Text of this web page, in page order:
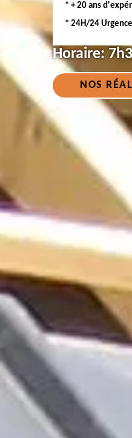
* + 20 ans
* 24H/24
Horaire:
NOS